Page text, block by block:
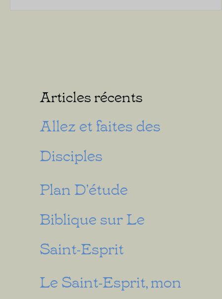
Articles récents
Allez et faites des
Disciples
Plan D’étude
Biblique sur Le
Saint-Esprit
Le Saint-Esprit, mon